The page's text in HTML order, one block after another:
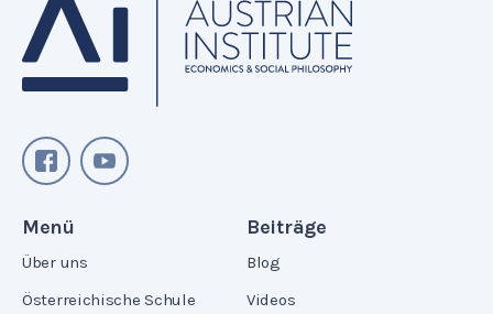
Menü
Über uns
Österreichische Schule
Beiträge
Blog
Videos